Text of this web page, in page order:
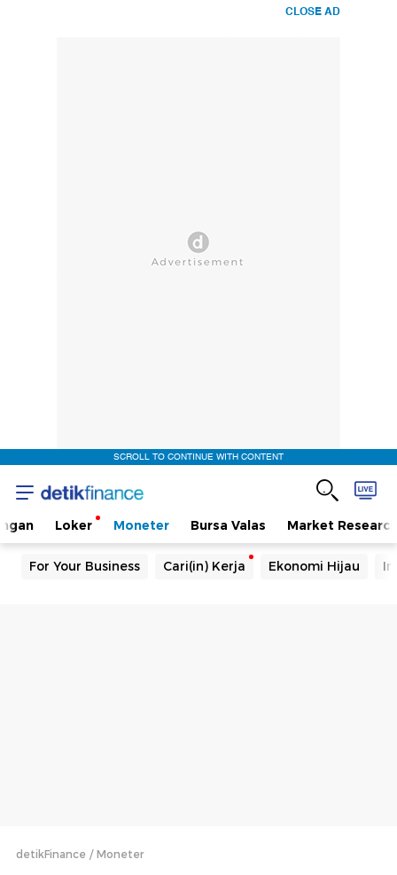
CLOSE AD
SCROLL TO CONTINUE WITH CONTENT
Loker Moneter Bursa Valas Market Research
For Your Business Cari(in) Kerja Ekonomi Hijau
detikFinance Moneter